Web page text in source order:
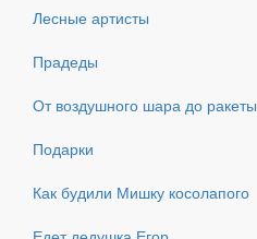
Лесные артисты
Прадеды
От воздушного шара до ракеты
Подарки
Как будили Мишку косолапого